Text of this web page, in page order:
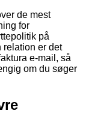
de mest
for
på
relation er det
e-mail, så
om du søger